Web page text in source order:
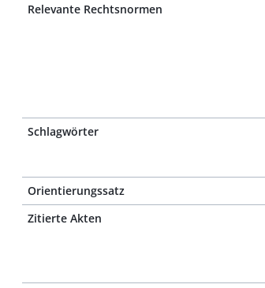
Relevante Rechtsnormen
Schlagwörter
Orientierungssatz
Zitierte Akten